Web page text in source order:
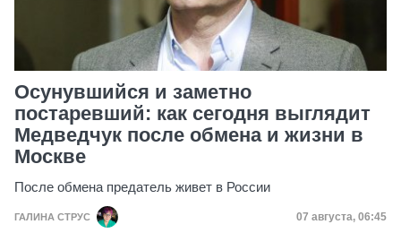
Осунувшийся и заметно
постаревший: как сегодня выглядит
Медведчук после обмена и жизни в
Москве
После обмена предатель живет в России
ГАЛИНА СТРУС Дата
07 августа, 06:45